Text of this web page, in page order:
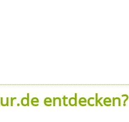
entdecken?